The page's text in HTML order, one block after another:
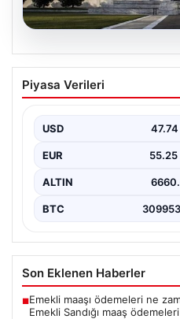
FED faiz kararı ne
Faiz beklentisi ne
Piyasa Verileri
USD 47.74
EUR 55.25
ALTIN
BTC
Son Eklenen Haberler
■Emekli maaşı ödemeleri ne
Emekli Sandığı maaş